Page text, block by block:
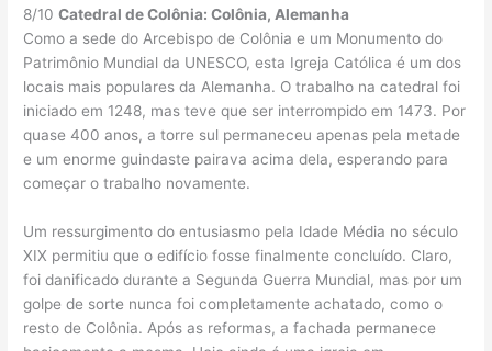
8/10Catedral de Colônia: Colônia, Alemanha
Como a sede do Arcebispo de Colônia e um Monumento do
Patrimônio Mundial da UNESCO, esta Igreja Católica é um dos
locais mais populares da Alemanha. O trabalho na catedral foi
iniciado em 1248, mas teve que ser interrompido em 1473. Por
quase 400 anos, a torre sul permaneceu apenas pela metade
e um enorme guindaste pairava acima dela, esperando para
começar o trabalho novamente.
Um ressurgimento do entusiasmo pela Idade Média no século
XIX permitiu que o edifício fosse finalmente concluído. Claro,
foi danificado durante a Segunda Guerra Mundial, mas por um
golpe de sorte nunca foi completamente achatado, como o
resto de Colônia. Após as reformas, a fachada permanece